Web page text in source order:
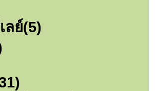
ลย์(5)